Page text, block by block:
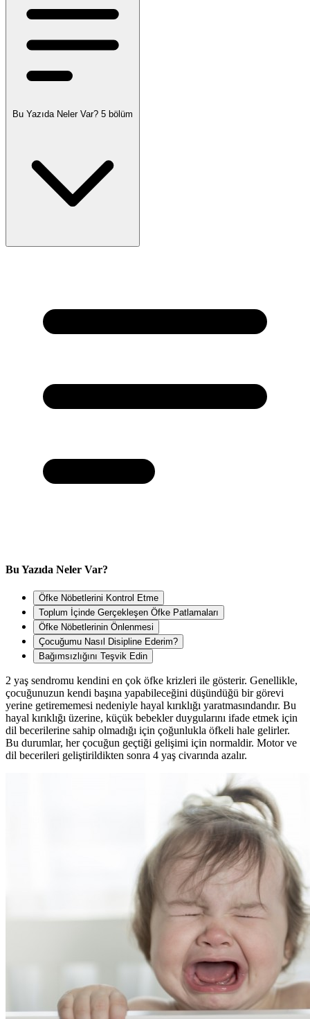
Bu Yazıda Neler Var? 5 bölüm
Bu Yazıda Neler Var?
Öfke Nöbetlerini Kontrol Etme
Toplum İçinde Gerçekleşen Öfke Patlamaları
Öfke Nöbetlerinin Önlenmesi
Çocuğumu Nasıl Disipline Ederim?
Bağımsızlığını Teşvik Edin
2 yaş sendromu kendini en çok öfke krizleri ile gösterir. Genellikle,
çocuğunuzun kendi başına yapabileceğini düşündüğü bir görevi
yerine getirememesi nedeniyle hayal kırıklığı yaratmasındandır. Bu
hayal kırıklığı üzerine, küçük bebekler duygularını ifade etmek için
dil becerilerine sahip olmadığı için çoğunlukla öfkeli hale gelirler.
Bu durumlar, her çocuğun geçtiği gelişimi için normaldir. Motor ve
dil becerileri geliştirildikten sonra 4 yaş civarında azalır.